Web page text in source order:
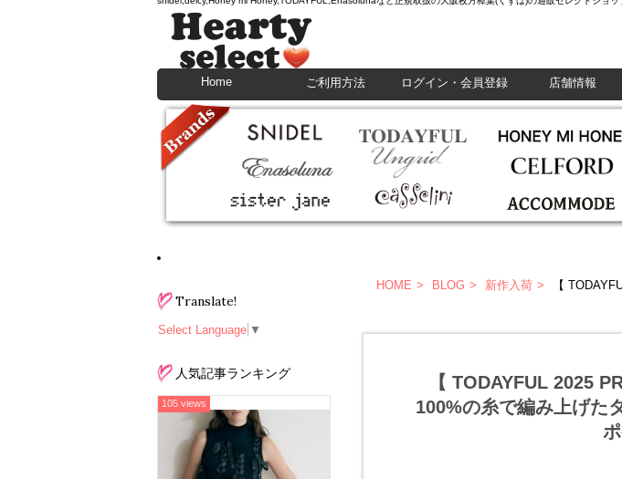
Home ご利用方法 ログイン・会員登録 店舗情報
Translate!
Select Language ▼
人気記事ランキング
105 views
HOME BLOG 新作入荷 【 TODAYFUL 2025
【 TODAYFUL 2025
100%の糸で編み上げた